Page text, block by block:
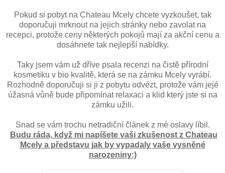
Pokud si pobyt na Chateau Mcely chcete vyzkoušet, tak
doporučuji mrknout na jejich stránky nebo zavolat na
recepci, protože ceny některých pokojů mají za akční cenu a
dosáhnete tak nejlepší nabídky.
Taky jsem vám už dříve psala recenzi na čistě přírodní
kosmetiku v bio kvalitě, která se na zámku Mcely vyrábí.
Rozhodně doporučuji si ji z pobytu odvézt, protože vám jejé
úžasná vůně bude připomínat relaxaci a klid který jste si na
zámku užili.
Snad se vám trochu netradiční článek z mé oslavy líbil.
Budu ráda, když mi napíšete vaši zkušenost z Chateau
Mcely a představu jak by vypadaly vaše vysněné
narozeniny:)